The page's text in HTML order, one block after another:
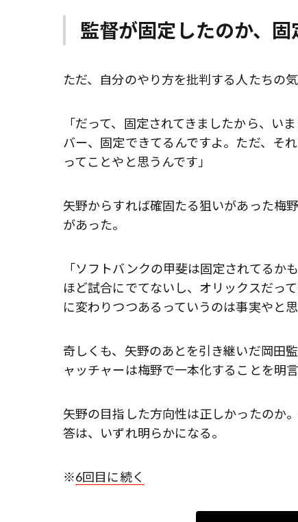
監督が固定したのか、
ただ、自分のやり方を批判する人たちの
「だって、固定されてきましたから、い
バー、固定できてるんですよ。ただ、そ
ってことやと思うんです」
矢野からすれば確固たる狙いがあった梅
があった。
「ソフトバンクの甲斐は固定されてるか
ほど試合にでてないし、オリックスだっ
に変わりつつあるっていうのは事実やと思
奇しくも、矢野のあとを引き継いだ岡田
ャッチャーは梅野で一本化することを明言
矢野の目指した方向性は正しかったのか
答は、いずれ明らかになる。
※6回目に続く